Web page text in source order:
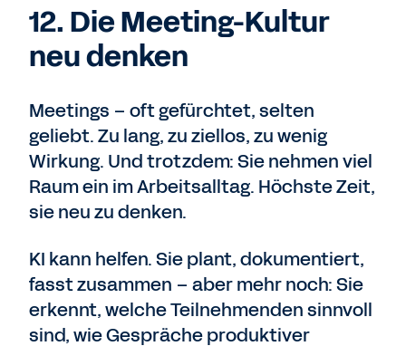
12. Die Meeting-Kultur
neu denken
Meetings – oft gefürchtet, selten
geliebt. Zu lang, zu ziellos, zu wenig
Wirkung. Und trotzdem: Sie nehmen viel
Raum ein im Arbeitsalltag. Höchste Zeit,
sie neu zu denken.
KI kann helfen. Sie plant, dokumentiert,
fasst zusammen – aber mehr noch: Sie
erkennt, welche Teilnehmenden sinnvoll
sind, wie Gespräche produktiver